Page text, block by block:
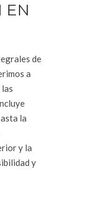
EN
de
a
la
y la
y